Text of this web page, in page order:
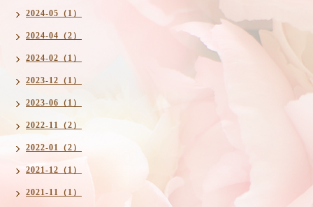
2024-05（1）
2024-04（2）
2024-02（1）
2023-12（1）
2023-06（1）
2022-11（2）
2022-01（2）
2021-12（1）
2021-11（1）